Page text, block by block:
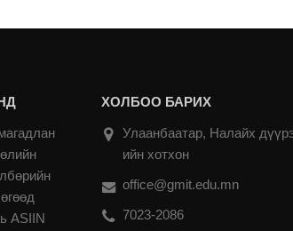
ASIIN
ХОЛБОО БАРИХ
Улаанбаатар, Налайх
ийн хотхон
office@gmit.edu.mn
7023-2086